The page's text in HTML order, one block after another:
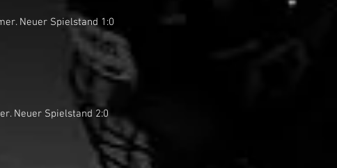
Neuer Spielstand 1:0
Neuer Spielstand 2:0